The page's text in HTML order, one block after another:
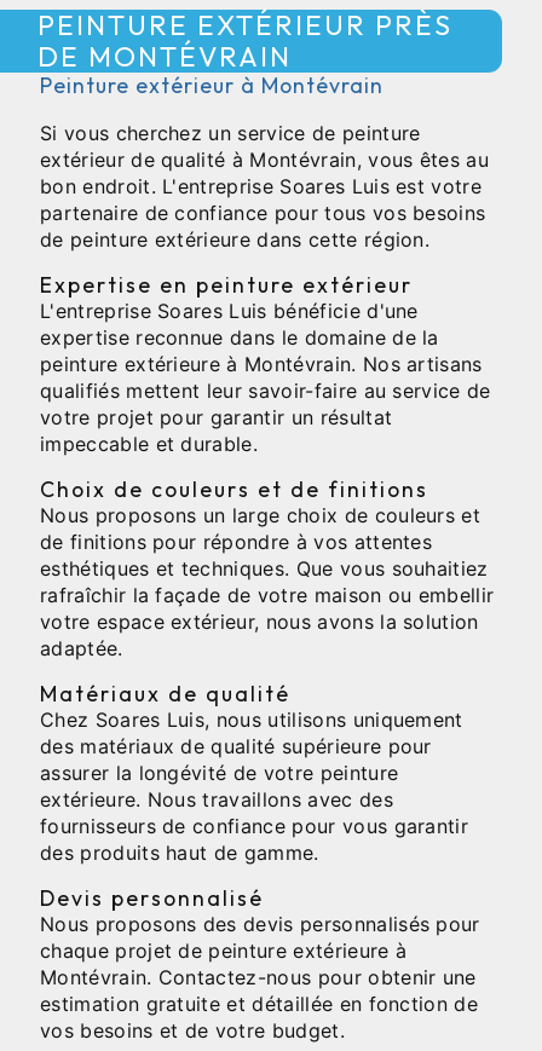
PEINTURE EXTÉRIEUR PRÈS
DE MONTÉVRAIN
Peinture extérieur à Montévrain
Si vous cherchez un service de peinture
extérieur de qualité à Montévrain, vous êtes au
bon endroit. L'entreprise Soares Luis est votre
partenaire de confiance pour tous vos besoins
de peinture extérieure dans cette région.
Expertise en peinture extérieur
L'entreprise Soares Luis bénéficie d'une
expertise reconnue dans le domaine de la
peinture extérieure à Montévrain. Nos artisans
qualifiés mettent leur savoir-faire au service de
votre projet pour garantir un résultat
impeccable et durable.
Choix de couleurs et de finitions
Nous proposons un large choix de couleurs et
de finitions pour répondre à vos attentes
esthétiques et techniques. Que vous souhaitiez
rafraîchir la façade de votre maison ou embellir
votre espace extérieur, nous avons la solution
adaptée.
Matériaux de qualité
Chez Soares Luis, nous utilisons uniquement
des matériaux de qualité supérieure pour
assurer la longévité de votre peinture
extérieure. Nous travaillons avec des
fournisseurs de confiance pour vous garantir
des produits haut de gamme.
Devis personnalisé
Nous proposons des devis personnalisés pour
chaque projet de peinture extérieure à
Montévrain. Contactez-nous pour obtenir une
estimation gratuite et détaillée en fonction de
vos besoins et de votre budget.